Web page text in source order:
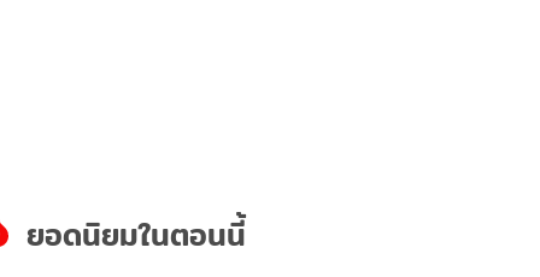
ยอดนิยมในตอนนี้